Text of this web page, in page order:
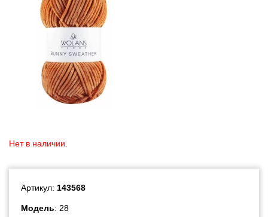
Нет в наличии.
Артикул: 143568
Модель: 28